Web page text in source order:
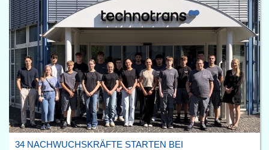
34 NACHWUCHSKRÄFTE STARTEN BEI